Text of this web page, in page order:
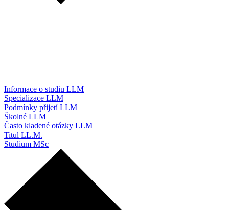
Informace o studiu LLM
Specializace LLM
Podmínky přijetí LLM
Školné LLM
Často kladené otázky LLM
Titul LL.M.
Studium MSc